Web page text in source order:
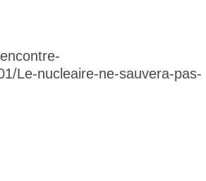
Le-nucleaire-ne-sauvera-pas-